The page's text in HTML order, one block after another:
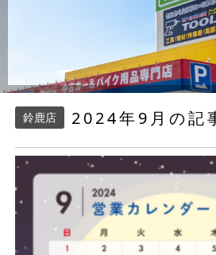
鈴鹿店 2024年9月の記